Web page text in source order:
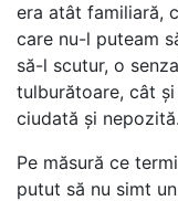
era atât familiară,
care nu-l puteam
să-l scutur, o
tulburătoare, cât
ciudată și nepozită.
Pe măsură ce
putut să nu simt